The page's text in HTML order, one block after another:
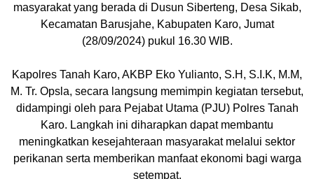
masyarakat yang berada di Dusun Siberteng, Desa Sikab,
Kecamatan Barusjahe, Kabupaten Karo, Jumat
(28/09/2024) pukul 16.30 WIB.
Kapolres Tanah Karo, AKBP Eko Yulianto, S.H, S.I.K, M.M,
M. Tr. Opsla, secara langsung memimpin kegiatan tersebut,
didampingi oleh para Pejabat Utama (PJU) Polres Tanah
Karo. Langkah ini diharapkan dapat membantu
meningkatkan kesejahteraan masyarakat melalui sektor
perikanan serta memberikan manfaat ekonomi bagi warga
setempat.